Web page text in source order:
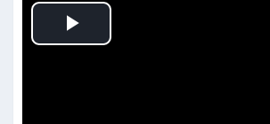
Play